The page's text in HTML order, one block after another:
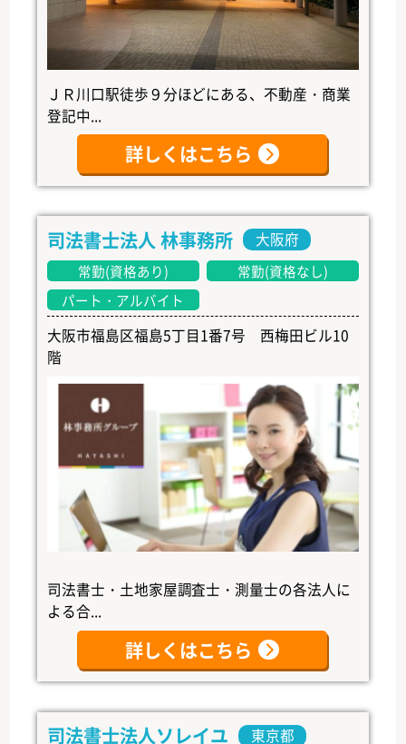
ＪＲ川口駅徒歩９分ほどにある、不動産・商業
登記中...
詳しくはこちら
司法書士法人 林事務所 大阪府
常勤(資格あり)
常勤(資格なし)
パート・アルバイト
大阪市福島区福島5丁目1番7号 西梅田ビル10
階
司法書士・土地家屋調査士・測量士の各法人に
よる合...
詳しくはこちら
司法書士法人ソレイユ 東京都